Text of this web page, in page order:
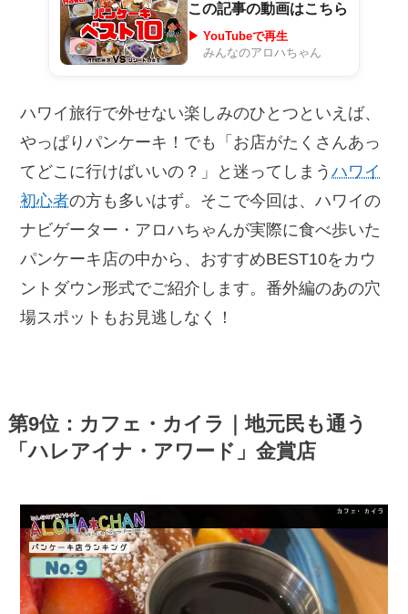
この記事の動画はこちら
▶ YouTubeで再生
みんなのアロハちゃん
ハワイ旅行で外せない楽しみのひとつといえば、
やっぱりパンケーキ！でも「お店がたくさんあっ
てどこに行けばいいの？」と迷ってしまうハワイ
初心者の方も多いはず。そこで今回は、ハワイの
ナビゲーター・アロハちゃんが実際に食べ歩いた
パンケーキ店の中から、おすすめBEST10をカウ
ントダウン形式でご紹介します。番外編のあの穴
場スポットもお見逃しなく！
第9位：カフェ・カイラ｜地元民も通う
「ハレアイナ・アワード」金賞店